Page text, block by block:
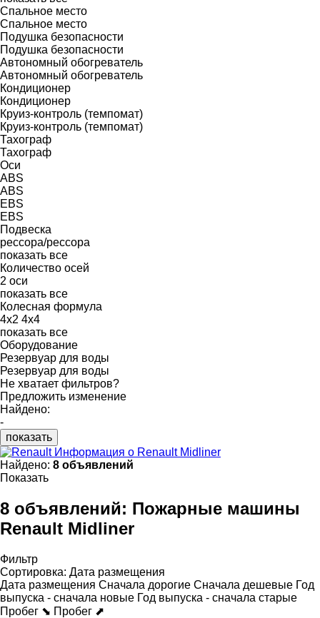
Спальное место
Спальное место
Подушка безопасности
Подушка безопасности
Автономный обогреватель
Автономный обогреватель
Кондиционер
Кондиционер
Круиз-контроль (темпомат)
Круиз-контроль (темпомат)
Тахограф
Тахограф
Оси
ABS
ABS
EBS
EBS
Подвеска
рессора/рессора
показать все
Количество осей
2 оси
показать все
Колесная формула
4x2 4x4
показать все
Оборудование
Резервуар для воды
Резервуар для воды
Не хватает фильтров?
Предложить изменение
Найдено:
-
показать
Информация о Renault Midliner
Найдено: 8 объявлений
Показать
8 объявлений: Пожарные машины
Renault Midliner
Фильтр
Сортировка: Дата размещения
Дата размещения Сначала дорогие Сначала дешевые Год
выпуска - сначала новые Год выпуска - сначала старые
Пробег ⬊ Пробег ⬈